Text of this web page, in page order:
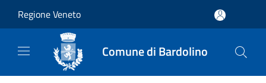
Regione Veneto
Comune di Bardolino